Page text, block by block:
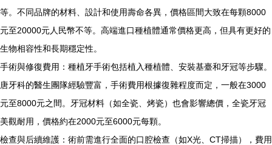
等。不同品牌的材料、設計和使用壽命各異，價格區間大致在每顆8000
元至20000元人民幣不等。高端進口種植體通常價格更高，但具有更好的
生物相容性和長期穩定性。
手術與修復費用：種植牙手術包括植入種植體、安裝基臺和牙冠等步驟。
唐牙科的醫生團隊經驗豐富，手術費用根據復雜程度而定，一般在3000
元至8000元之間。牙冠材料（如全瓷、烤瓷）也會影響總價，全瓷牙冠
美觀耐用，價格約在2000元至6000元每顆。
檢查與后續維護：術前需進行全面的口腔檢查（如X光、CT掃描），費用